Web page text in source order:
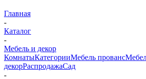
Главная
-
Каталог
-
Мебель и декор
КомнатыКатегорииМебель прованс
декорРаспродажаСад
-